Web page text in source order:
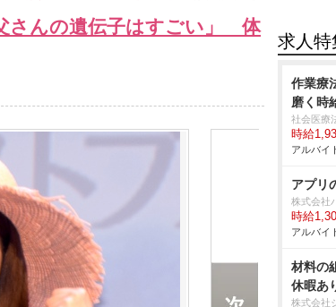
さんの遺伝子はすごい」 体
求人特
作業療
磨く時
社会医療
時給
アルバイ
アプリ
株式会社
時給
アルバイ
材料の
休暇あ
株式会社